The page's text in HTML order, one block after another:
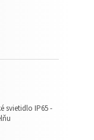
svietidlo IP65 -